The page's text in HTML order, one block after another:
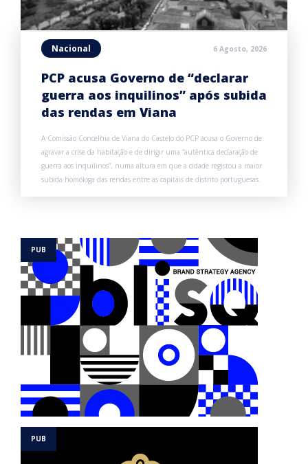
Nacional 6 Agosto, 2026
PCP acusa Governo de “declarar
guerra aos inquilinos” após subida
das rendas em Viana
A Comissão Concelhia de Viana do Castelo do PCP acusa o Governo de
agravar a crise da habitação e de dirigir uma “autêntica declaração de
guerra aos inquilinos”, numa altura em que a cidade registou a maior
subida homóloga das rendas entre as capitais de distrito portuguesas.